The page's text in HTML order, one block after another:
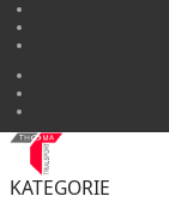
KATEGORIE